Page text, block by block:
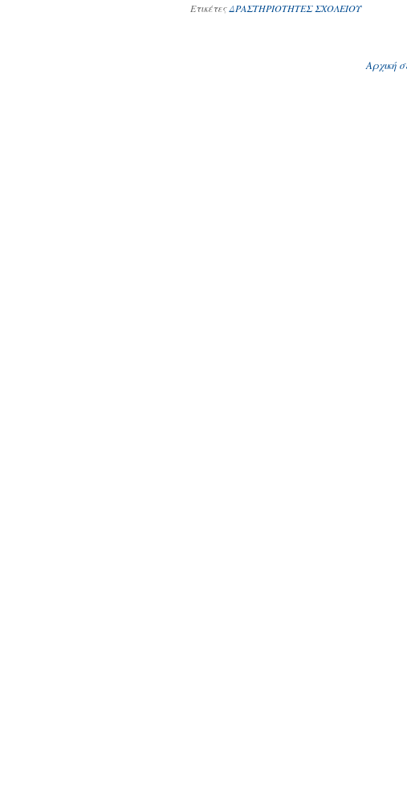
ΕτικέτεςΔΡΑΣΤΗΡΙΟΤΗΤΕΣ ΣΧΟΛΕΙΟΥ
Αρχική